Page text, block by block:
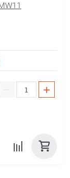
+